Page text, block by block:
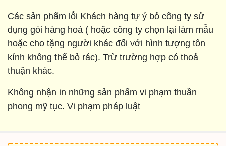
Các sản phẩm lỗi Khách hàng tự ý bỏ công ty sử
dụng gói hàng hoá ( hoặc công ty chọn lại làm mẫu
hoặc cho tặng người khác đối với hình tượng tôn
kính không thể bỏ rác). Trừ trường hợp có thoả
thuận khác.
Không nhận in những sản phẩm vi phạm thuần
phong mỹ tục. Vi phạm pháp luật